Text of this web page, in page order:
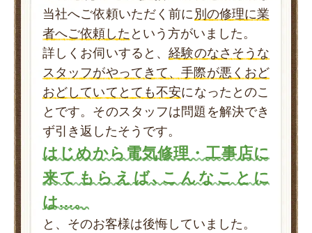
当社へご依頼いただく前に 別の修理に業
者へご依頼した という方がいました。
詳しくお伺いすると、経験のなさそうな
スタッフがやってきて、手際が悪くおど
おどしていてとても不安になったとのこ
とです。そのスタッフは問題を解決でき
ず引き返したそうです。
はじめから電気修理・工事店に
来てもらえば､こんなことに
は…。
と、そのお客様は後悔していました。